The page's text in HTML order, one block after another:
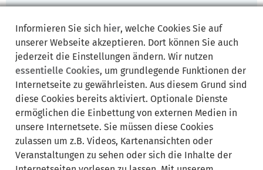
zur
Kein Zugriff
4 0 3
Sie haben keinen Zugriff auf diese Seite
/backend/newsletter/manage-post-page/?
newsletter_name=Aktuelles&postid=13158!
jetzt
anmelden
Informieren Sie sich hier, welche Cookies Sie auf
unserer Webseite akzeptieren. Dort können Sie auch
jederzeit die Einstellungen ändern. Wir nutzen
essentielle Cookies, um grundlegende Funktionen der
Internetseite zu gewährleisten. Aus diesem Grund sind
diese Cookies bereits aktiviert. Optionale Dienste
ermöglichen die Einbettung von externen Medien in
unsere Internetsete. Sie müssen diese Cookies
zulassen um z.B. Videos, Kartenansichten oder
Veranstaltungen zu sehen oder sich die Inhalte der